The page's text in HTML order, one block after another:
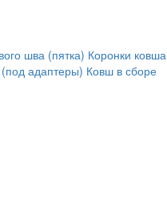
шва (пятка) Коронки ковша
адаптеры) Ковш в сборе